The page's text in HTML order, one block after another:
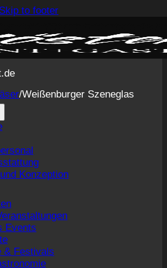
Skip to footer
Konzeption
Events
& Festivals
/Weißenburger Szeneglas